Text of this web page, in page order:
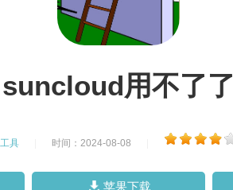
suncloud用不了了
工具 时间：2024-08-08
苹果下载